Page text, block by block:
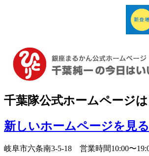
千葉隊公式ホームページ
新しいホームページを見
岐阜市六条南3-5-18 営業時間10:00〜